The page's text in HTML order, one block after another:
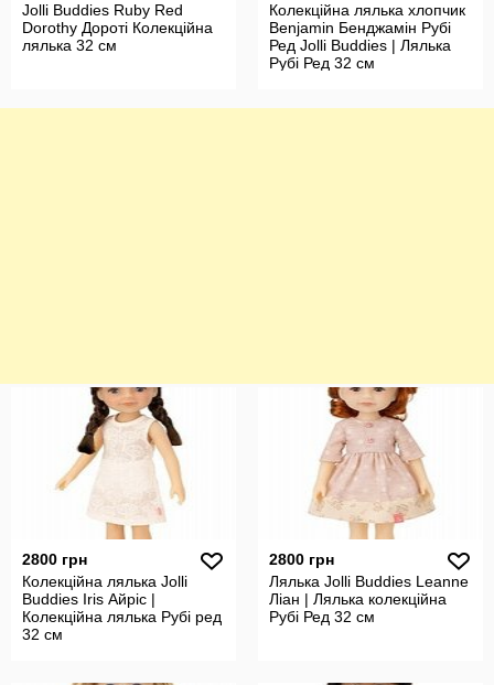
Jolli Buddies Ruby Red
Dorothy Дороті Колекційна
лялька 32 см
Колекційна лялька хлопчик
Benjamin Бенджамін Рубі
Ред Jolli Buddies | Лялька
Рубі Ред 32 см
2800 грн
Колекційна лялька Jolli
Buddies Iris Айріс |
Колекційна лялька Рубі ред
32 см
2800 грн
Лялька Jolli Buddies Leanne
Ліан | Лялька колекційна
Рубі Ред 32 см